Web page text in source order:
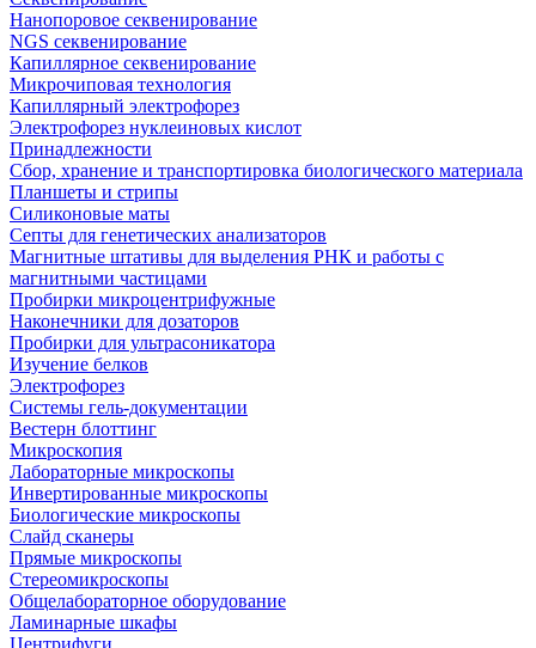
Нанопоровое секвенирование
NGS секвенирование
Капиллярное секвенирование
Микрочиповая технология
Капиллярный электрофорез
Электрофорез нуклеиновых кислот
Принадлежности
Сбор, хранение и транспортировка биологического материала
Планшеты и стрипы
Силиконовые маты
Септы для генетических анализаторов
Магнитные штативы для выделения РНК и работы с
магнитными частицами
Пробирки микроцентрифужные
Наконечники для дозаторов
Пробирки для ультрасоникатора
Изучение белков
Электрофорез
Системы гель-документации
Вестерн блоттинг
Микроскопия
Лабораторные микроскопы
Инвертированные микроскопы
Биологические микроскопы
Слайд сканеры
Прямые микроскопы
Стереомикроскопы
Общелабораторное оборудование
Ламинарные шкафы
Центрифуги